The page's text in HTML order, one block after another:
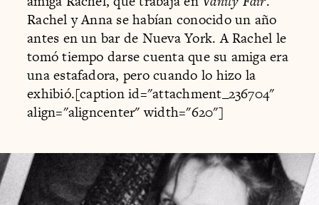
Rachel y Anna se habían conocido un año
antes en un bar de Nueva York. A Rachel le
tomó tiempo darse cuenta que su amiga era
una estafadora, pero cuando lo hizo la
exhibió.[caption id="attachment_236704"
align="aligncenter" width="620"]